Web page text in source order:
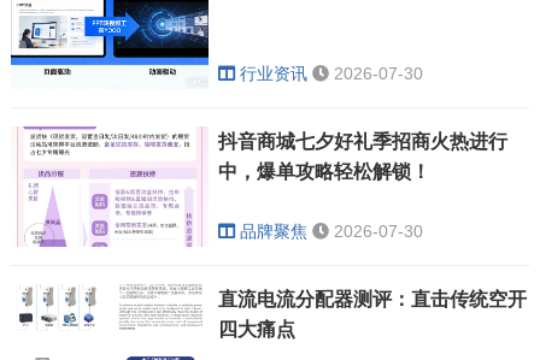
行业资讯 2026-07-30
抖音商城七夕好礼季招商火热进行
中，爆单攻略轻松解锁！
品牌聚焦 2026-07-30
直流电流分配器测评：直击传统空开
四大痛点